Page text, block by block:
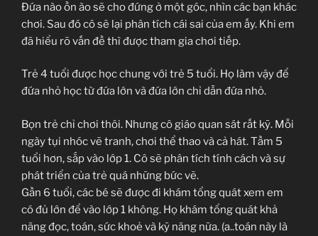
Đứa nào ồn ào sẽ cho đứng ở một góc, nhìn các bạn khác
chơi. Sau đó cô sẽ lại phân tích cái sai của em ấy. Khi em
đã hiểu rõ vấn đề thì được tham gia chơi tiếp.
Trẻ 4 tuổi được học chung với trẻ 5 tuổi. Họ làm vậy để
đứa nhỏ học từ đứa lớn và đứa lớn chỉ dẫn đứa nhỏ.
Bọn trẻ chỉ chơi thôi. Nhưng cô giáo quan sát rất kỹ. Mỗi
ngày tụi nhóc vẽ tranh, chơi thể thao và cả hát. Tầm 5
tuổi hơn, sắp vào lớp 1. Cô sẽ phân tích tính cách và sự
phát triển của trẻ quá những bức vẽ.
Gần 6 tuổi, các bé sẽ được đi khám tổng quát xem em
có đủ lớn để vào lớp 1 không. Họ khám tổng quát khả
năng đọc, toán, sức khoẻ và kỹ năng nữa. (a..toán này là